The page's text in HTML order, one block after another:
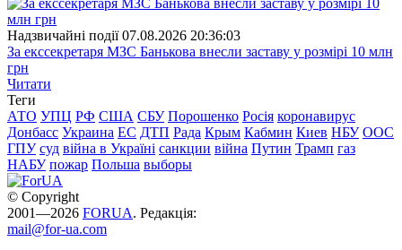
Надзвичайні події 07.08.2026 20:36:03
За екссекретаря МЗС Банькова внесли заставу у розмірі 10 млн
грн
Читати
Теги
АТО УПЦ РФ США СБУ Порошенко Росія коронавирус
Донбасс Украина ЕС ДТП Рада Крым Кабмин Киев НБУ ООС
ГПУ суд війна в Україні санкции війна Путин Трамп газ
НАБУ пожар Польша выборы
© Copyright
2001—2026 FORUA. Редакція:
mail@for-ua.com